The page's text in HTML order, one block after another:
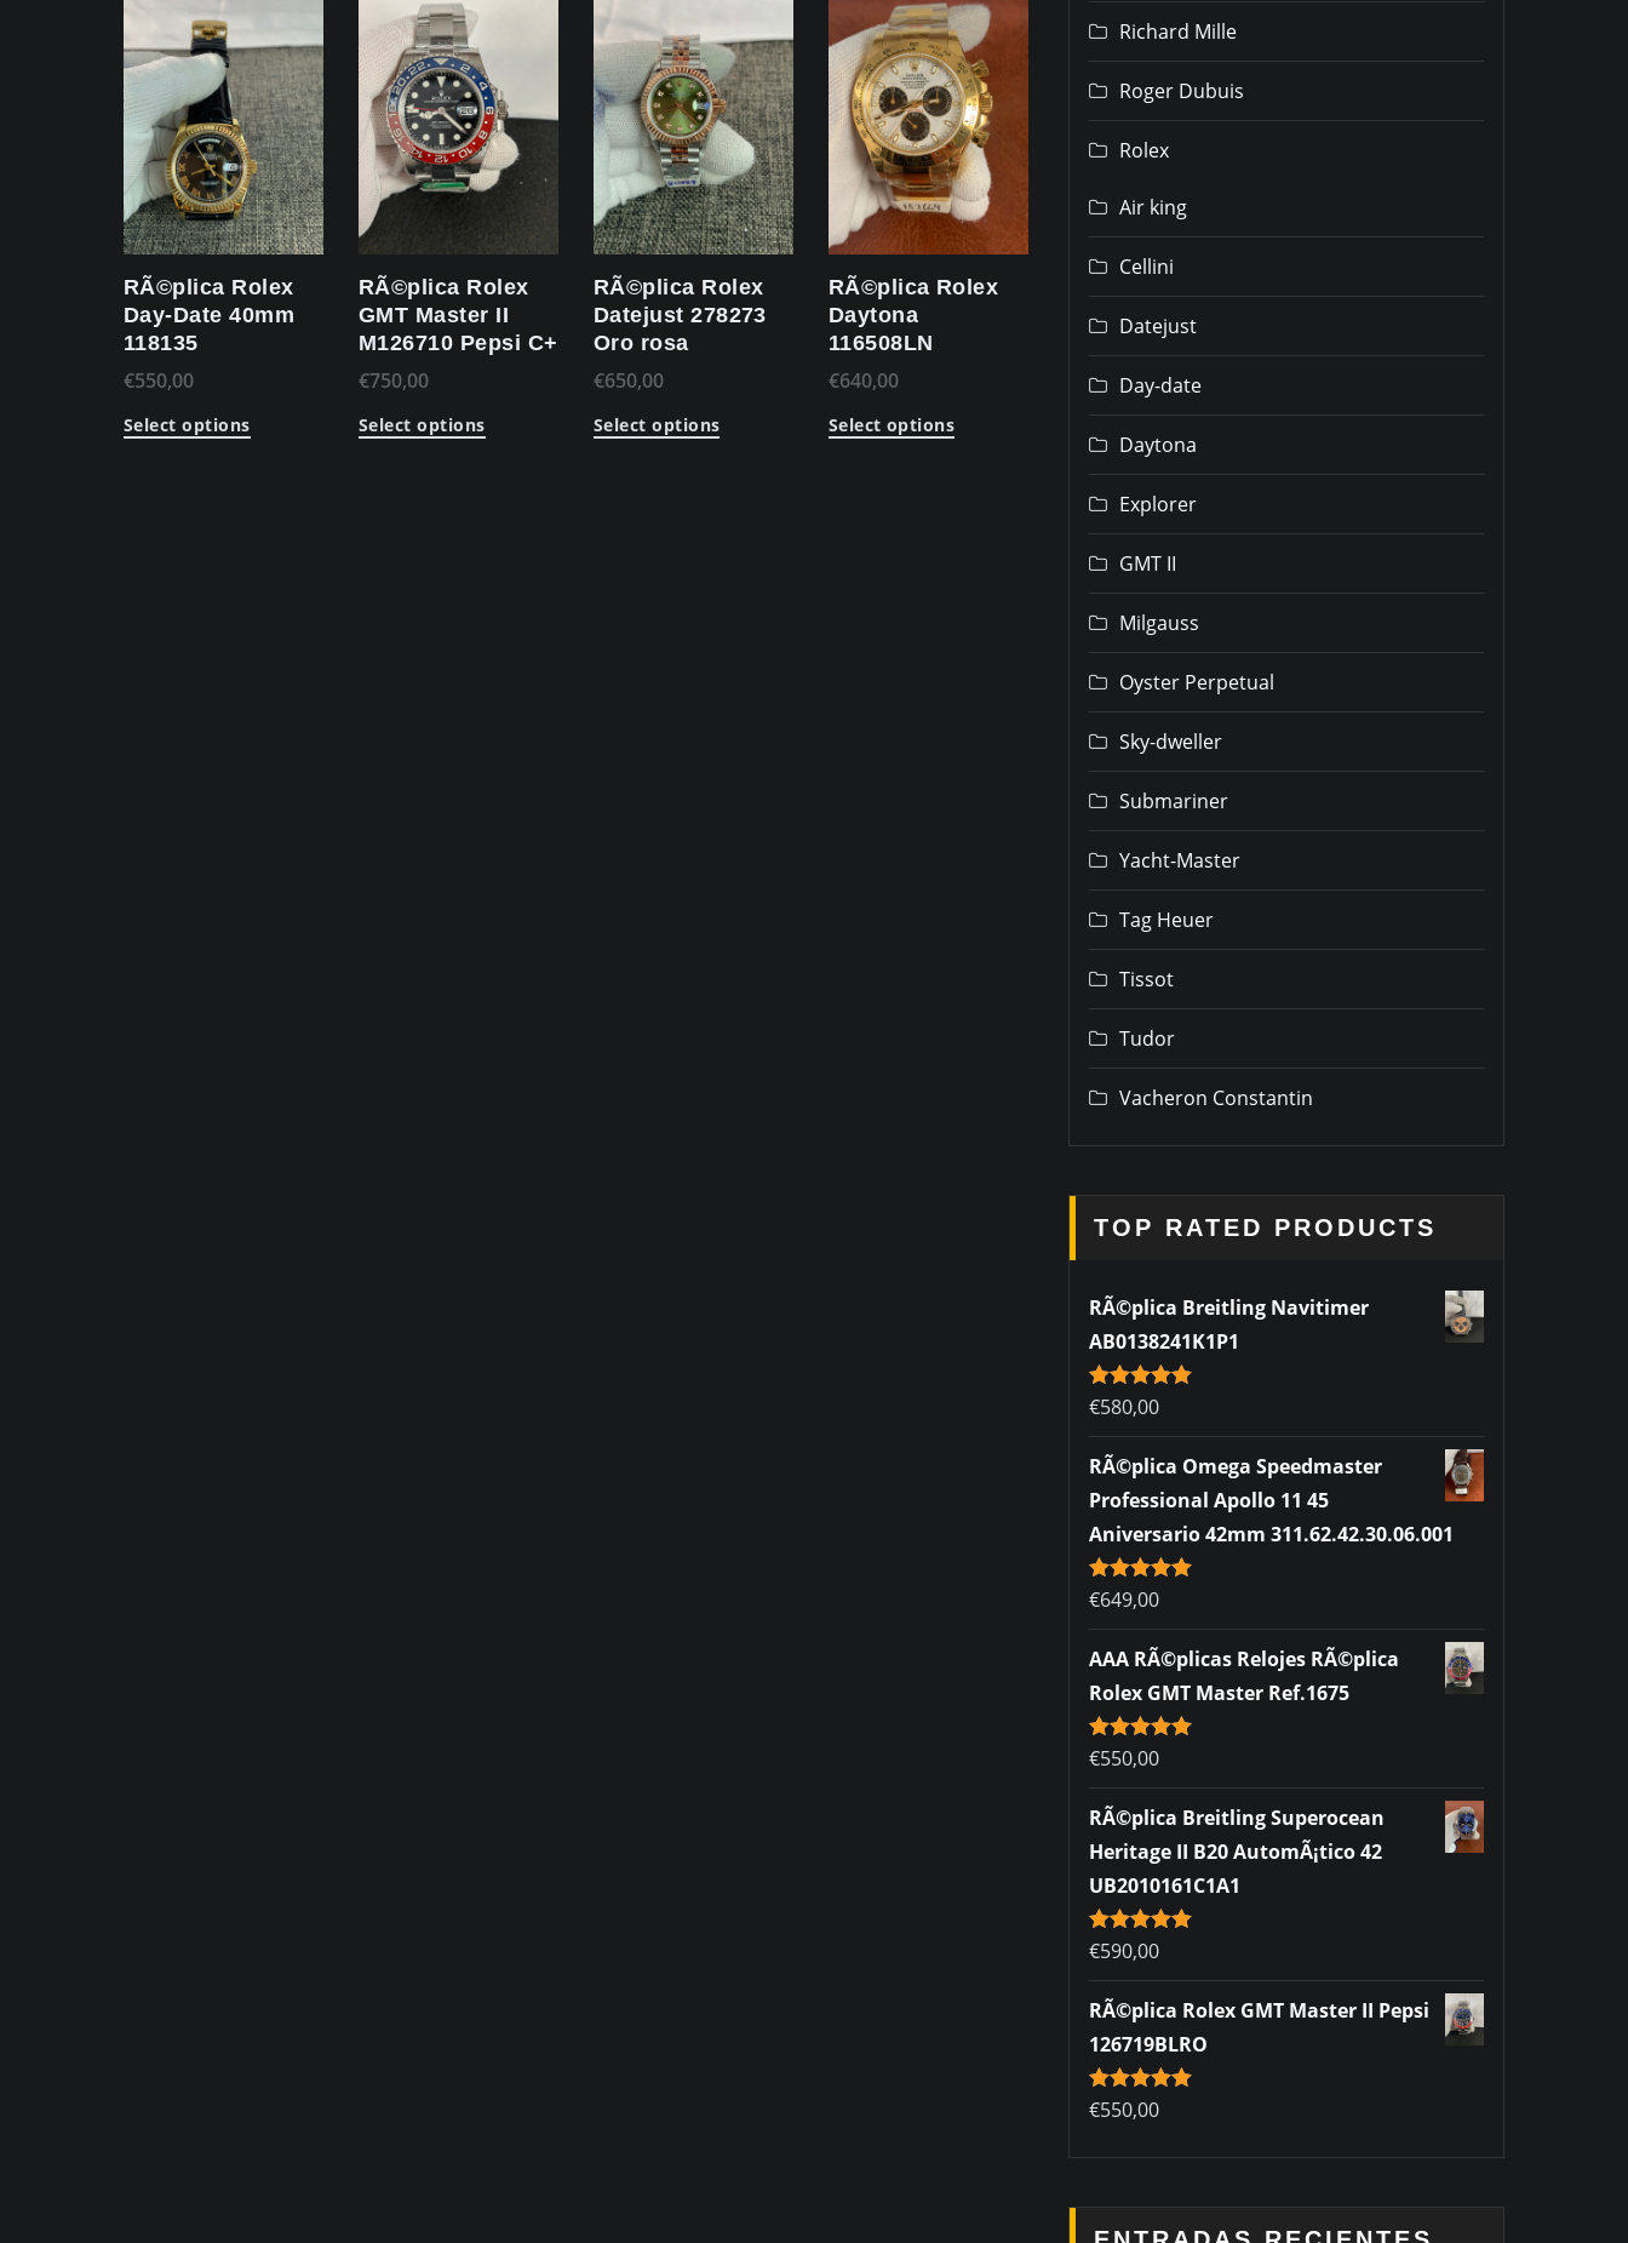
RÃ©plica Rolex
Day-Date 40mm
118135
€550,00
Select options
RÃ©plica Rolex
GMT Master II
M126710 Pepsi C+
€750,00
Select options
RÃ©plica Rolex
Datejust 278273
Oro rosa
€650,00
Select options
RÃ©plica Rolex
Daytona
116508LN
€640,00
Select options
Richard Mille
Roger Dubuis
Rolex
Air king
Cellini
Datejust
Day-date
Daytona
Explorer
GMT II
Milgauss
Oyster Perpetual
Sky-dweller
Submariner
Yacht-Master
Tag Heuer
Tissot
Tudor
Vacheron Constantin
TOP RATED PRODUCTS
RÃ©plica Breitling Navitimer
AB0138241K1P1
Rated5.00
out of 5
€580,00
RÃ©plica Omega Speedmaster
Professional Apollo 11 45
Aniversario 42mm 311.62.42.30.06.001
Rated5.00
out of 5
€649,00
AAA RÃ©plicas Relojes RÃ©plica
Rolex GMT Master Ref.1675
Rated5.00
out of 5
€550,00
RÃ©plica Breitling Superocean
Heritage II B20 AutomÃ¡tico 42
UB2010161C1A1
Rated5.00
out of 5
€590,00
RÃ©plica Rolex GMT Master II Pepsi
126719BLRO
Rated5.00
out of 5
€550,00